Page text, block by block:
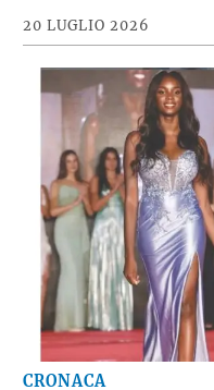
20 LUGLIO 2026
CRONACA